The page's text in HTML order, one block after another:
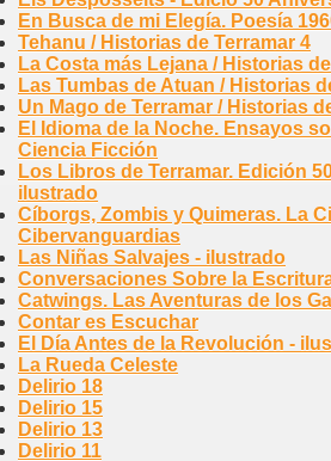
En Busca de mi Elegía. Poesía
Tehanu / Historias de Terramar 4
La Costa más Lejana / Historias
Las Tumbas de Atuan / Historias
Un Mago de Terramar / Historias
El Idioma de la Noche. Ensayos
Ciencia Ficción
Los Libros de Terramar. Edición
ilustrado
Cíborgs, Zombis y Quimeras. La
Cibervanguardias
Las Niñas Salvajes - ilustrado
Conversaciones Sobre la
Catwings. Las Aventuras de los
Contar es Escuchar
El Día Antes de la Revolución -
La Rueda Celeste
Delirio 18
Delirio 15
Delirio 13
Delirio 11